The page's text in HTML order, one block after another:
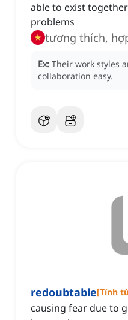
able to exist
problems
tương thích,
Ex: Their work styles
collaboration easy.
redoubtable[Tính
causing fear due to